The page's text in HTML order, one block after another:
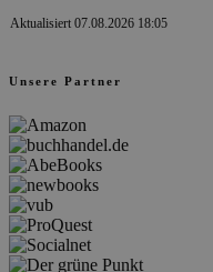
Aktualisiert 07.08.2026 18:05
Unsere Partner